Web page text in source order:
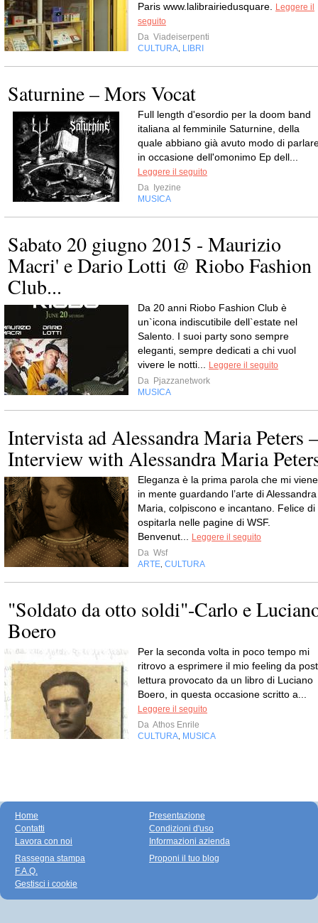
Paris www.lalibrairiedusquare.
Leggere il
seguito
Da Viadeiserpenti
CULTURA LIBRI
Saturnine – Mors Vocat
Full length d'esordio per la doom band
italiana al femminile Saturnine, della
quale abbiano già avuto modo di
in occasione dell'omonimo Ep dell...
Leggere il seguito
Da
Iyezine
MUSICA
Sabato 20 giugno 2015 - Maurizio
Macri' e Dario Lotti @ Riobo Fashion
Club...
Da 20 anni Riobo Fashion Club è
un`icona indiscutibile dell`estate nel
Salento. I suoi party sono sempre
eleganti, sempre dedicati a chi vuol
vivere le notti...
Leggere il seguito
Da Pjazzanetwork
MUSICA
Intervista ad Alessandra Maria Peters –
Interview with Alessandra Maria
Eleganza è la prima parola che mi viene
in mente guardando l’arte di Alessandra
Maria, colpiscono e incantano. Felice di
ospitarla nelle pagine di WSF.
Benvenut...
Leggere il seguito
Da Wsf
ARTE CULTURA
"Soldato da otto soldi"-Carlo e
Boero
Per la seconda volta in poco tempo mi
ritrovo a esprimere il mio feeling da post
lettura provocato da un libro di Luciano
Boero, in questa occasione scritto a...
Leggere il seguito
Da Athos Enrile
CULTURA MUSICA
Home
Contatti
Lavora con noi
Presentazione
Condizioni d'uso
Informazioni azienda
Rassegna stampa
F.A.Q.
Gestisci i cookie
Proponi il tuo blog